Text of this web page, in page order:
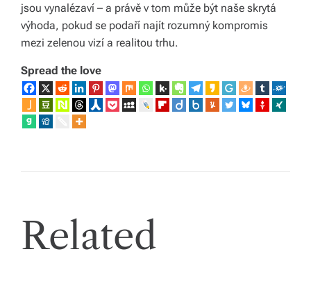
jsou vynalézaví – a právě v tom může být naše skrytá
výhoda, pokud se podaří najít rozumný kompromis
mezi zelenou vizí a realitou trhu.
Spread the love
Related